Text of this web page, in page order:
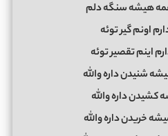
همه هیشه سنگه دلم
اونم گیر توئه
اینم تقصیر توئه
شنیدن داره والله
کشیدن داره والله
خریدن داره والله